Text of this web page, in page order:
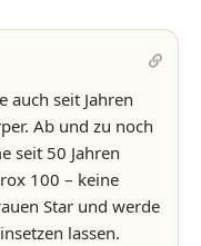
auch seit Jahren
Ab und zu noch
seit 50 Jahren
100 – keine
Star und werde
lassen.